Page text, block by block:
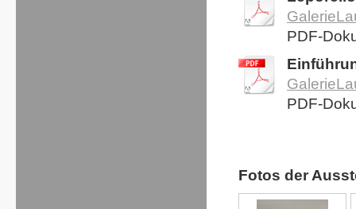
PDF-
PDF-
Fotos der